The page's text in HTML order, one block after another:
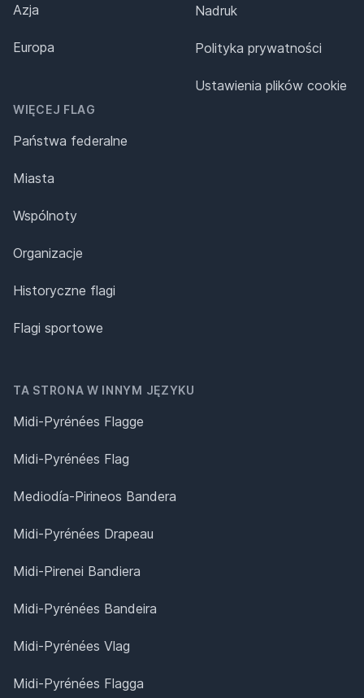
Azja
Europa
WIĘCEJ FLAG
Państwa federalne
Miasta
Wspólnoty
Organizacje
Historyczne flagi
Flagi sportowe
Nadruk
Polityka prywatności
Ustawienia plików cookie
TA STRONA W INNYM JĘZYKU
Midi-Pyrénées Flagge
Midi-Pyrénées Flag
Mediodía-Pirineos Bandera
Midi-Pyrénées Drapeau
Midi-Pirenei Bandiera
Midi-Pyrénées Bandeira
Midi-Pyrénées Vlag
Midi-Pyrénées Flagga